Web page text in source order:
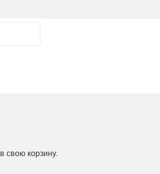
в свою корзину.